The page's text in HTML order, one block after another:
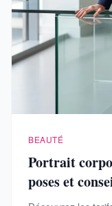
BEAUTÉ
Portrait
poses et